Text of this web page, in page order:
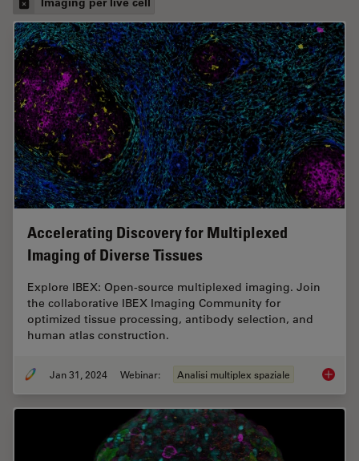
Accelerating Discovery for Multiplexed
Imaging of Diverse Tissues
Explore IBEX: Open-source multiplexed imaging. Join
the collaborative IBEX Imaging Community for
optimized tissue processing, antibody selection, and
human atlas construction.
Jan 31, 2024 Webinar: Analisi multiplex spaziale